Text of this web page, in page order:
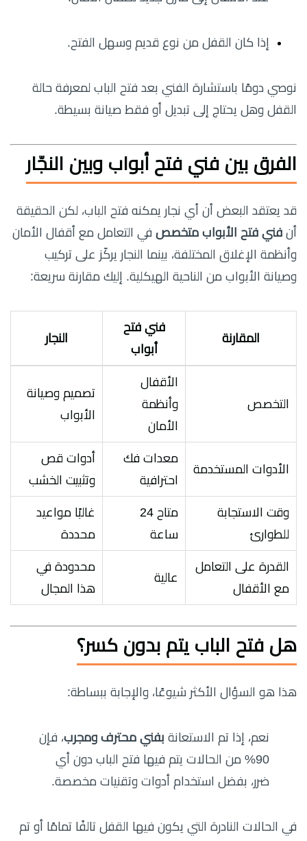
إذا كان القفل من نوع قديم وسهل الفتح.
نوصي دومًا باستشارة الفني بعد فتح الباب لمعرفة حالة
القفل وهل يحتاج إلى تبديل أو فقط صيانة بسيطة.
الفرق بين فني فتح أبواب وبين النجّار
قد يعتقد البعض أن أي نجار يمكنه فتح الباب، لكن الحقيقة
أن فني فتح الأبواب متخصص في التعامل مع أقفال الأمان
وأنظمة الإغلاق المختلفة، بينما النجار يركّز على تركيب
وصيانة الأبواب من الناحية الهيكلية. إليك مقارنة سريعة:
المقارنة
فني فتح
أبواب
النجار
التخصص
الأقفال
وأنظمة
الأمان
تصميم وصيانة
الأبواب
الأدوات المستخدمة
معدات فك
احترافية
أدوات قص
وتثبيت الخشب
وقت الاستجابة
للطوارئ
متاح 24
ساعة
غالبًا مواعيد
محددة
القدرة على التعامل
مع الأقفال
عالية
محدودة في
هذا المجال
هل فتح الباب يتم بدون كسر؟
هذا هو السؤال الأكثر شيوعًا، والإجابة ببساطة:
نعم، إذا تم الاستعانة بفني محترف ومجرب، فإن
90% من الحالات يتم فيها فتح الباب دون أي
ضرر، بفضل استخدام أدوات وتقنيات مخصصة.
في الحالات النادرة التي يكون فيها القفل تالفًا تمامًا أو تم